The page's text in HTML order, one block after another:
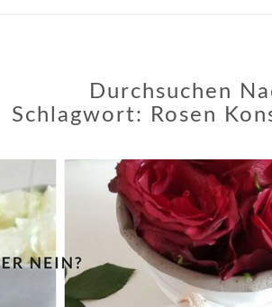
Durchsuchen
Schlagwort:
Rosen